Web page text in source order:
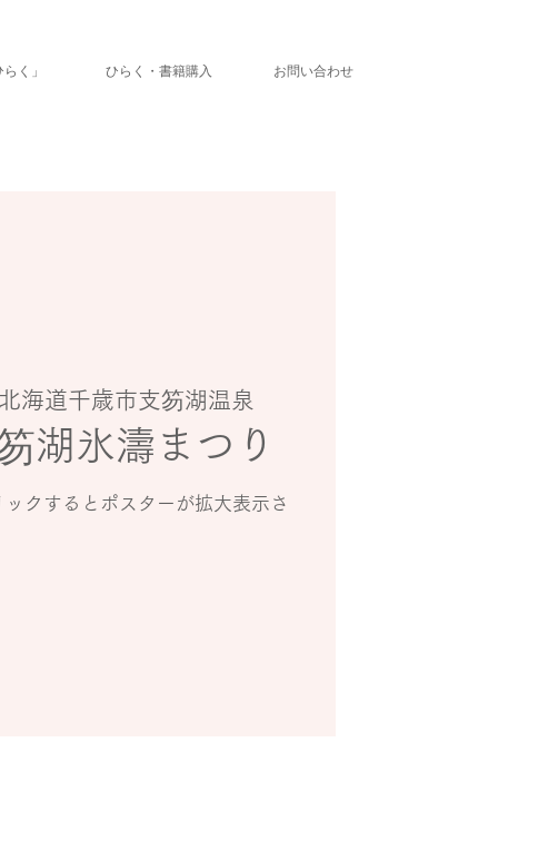
く」 ひらく・書籍購入 お問い合わせ
北海道千歳市支笏湖温泉
湖氷濤まつり
クするとポスターが拡大表示さ